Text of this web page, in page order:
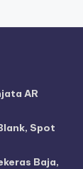
AR
Spot
Baja,